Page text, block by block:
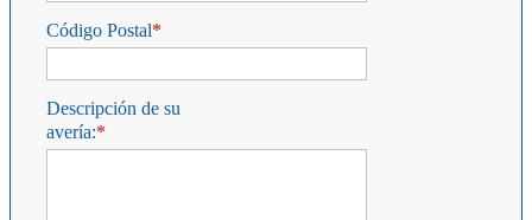
Código Postal
Descripción de su
avería: